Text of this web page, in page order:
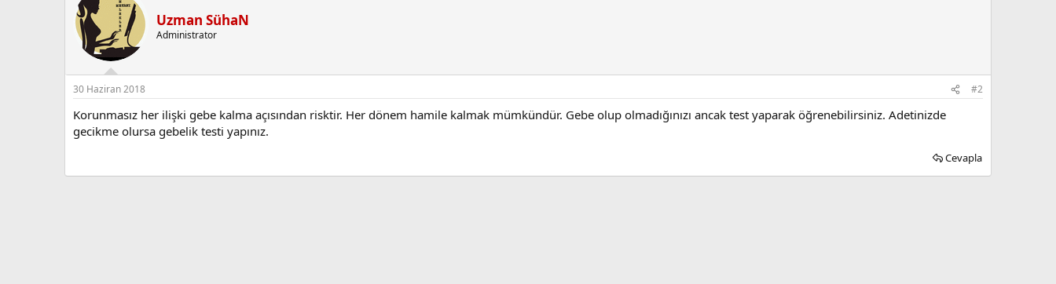
Uzman SühaN
Administrator
30 Haziran 2018 #2
Korunmasız her ilişki gebe kalma açısından risktir. Her dönem hamile kalmak mümkündür. Gebe olup olmadığınızı ancak test yaparak öğrenebilirsiniz. Adetinizde
gecikme olursa gebelik testi yapınız.
Cevapla